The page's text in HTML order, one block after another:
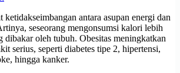
ketidakseimbangan antara asupan energi dan
seseorang mengonsumsi kalori lebih
dibakar oleh tubuh. Obesitas meningkatkan
serius, seperti diabetes tipe 2, hipertensi,
hingga kanker.